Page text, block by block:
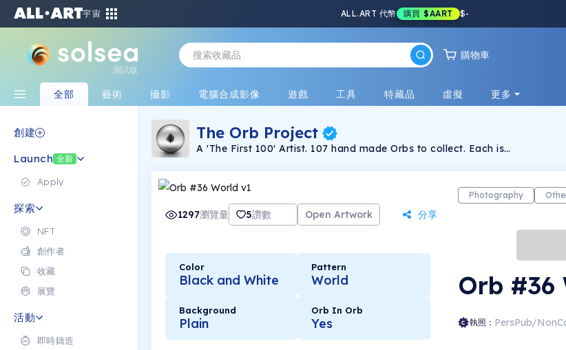
宇宙 ALL.ART 代幣 購買 $AART $-
測試版
購物車
全部 藝術 攝影 電腦合成影像 遊戲 工具 特藏品 虛擬 更多
創建
Launch 全新
Apply
探索
NFT
創作者
收藏
展覽
活動
即時鑄造
The Orb Project
A 'The First 100' Artist. 107 hand made Orbs to collect. Each is
for a while. It has 2 parts, the enclosed marble like pieces and the
transparent orbs set in environments they have no place being in.
The Orb Project plays on the nature of reality and our perceptions.
The transparent orbs represent a surreal element in a very real
environment. The marbles are insular, introverted and confined,
whilst also in a little surreal world of their own. Artist: Edward
1297瀏覽量 5讚數 Open Artwork 分享
Color
Black and White
Pattern
World
Background
Plain
Orb In Orb
Yes
Photography
Orb #36
執照： PersPub/